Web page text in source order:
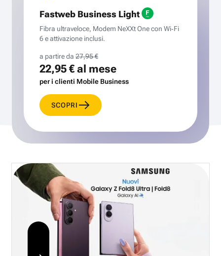
Fastweb Business Light
Fibra ultraveloce, Modem NeXXt One con Wi‑Fi
6 e attivazione inclusi.
a partire da 27,95 €
22,95 €al mese
per i clienti Mobile Business
SCOPRI